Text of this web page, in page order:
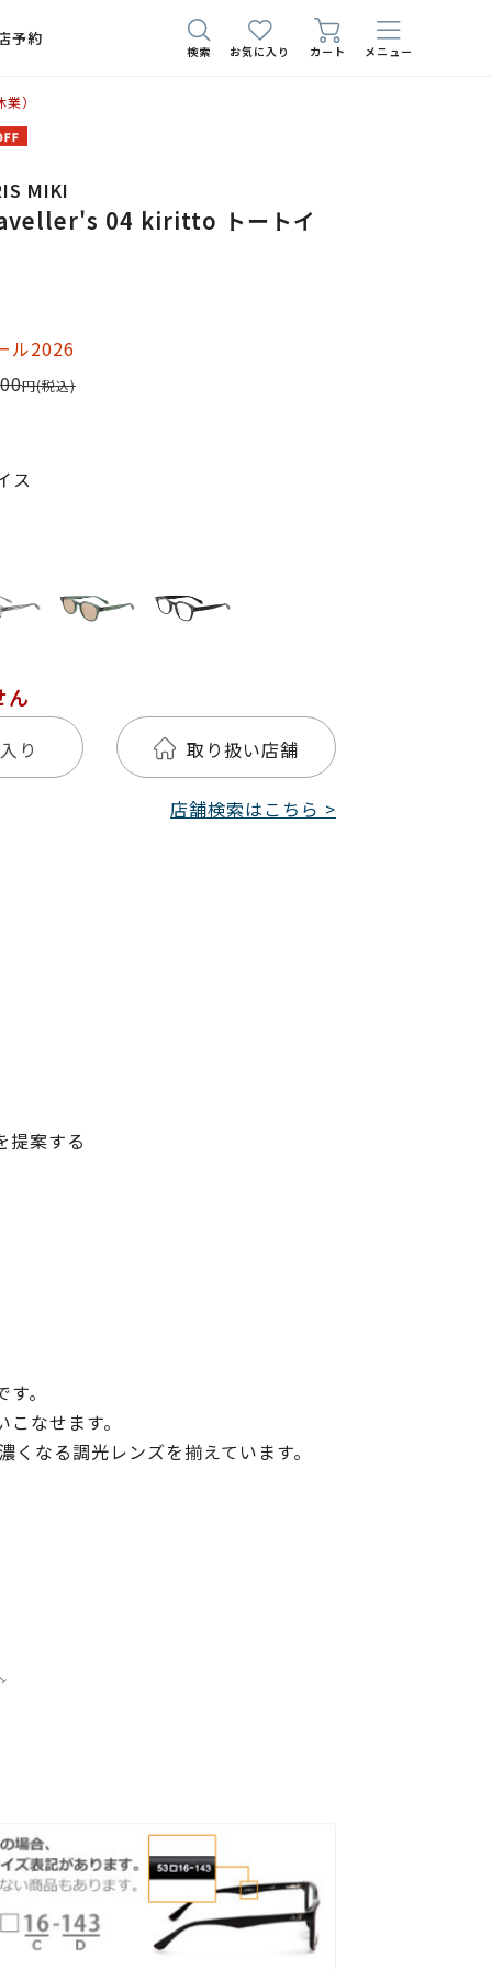
予約
検索 お気に入り カート メニュー
）
MIKI
04 kiritto トートイ
ル2026
円(税込)
ス
ん
り 取り扱い店舗
店舗検索はこちら >
提案する
。
なせます。
なる調光レンズを揃えています。